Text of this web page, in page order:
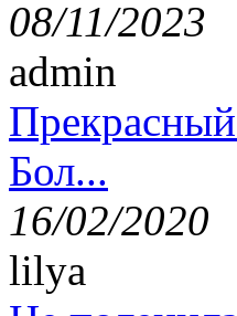
08/11/2023
admin
Бол...
16/02/2020
lilya